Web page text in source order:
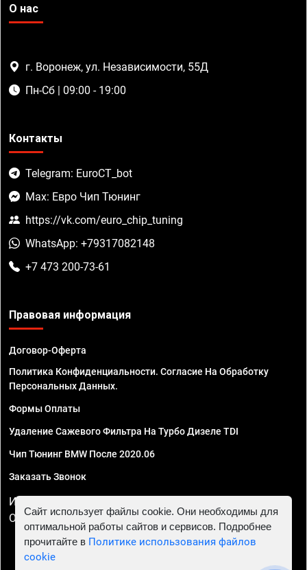
О нас
г. Воронеж, ул. Независимости, 55Д
Пн-Сб | 09:00 - 19:00
Контакты
Telegram: EuroCT_bot
Max: Евро Чип Тюнинг
https://vk.com/euro_chip_tuning
WhatsApp: +79317082148
+7 473 200-73-61
Правовая информация
Договор-Оферта
Политика Конфиденциальности. Согласие На Обработку
Персональных Данных.
Формы Оплаты
Удаление Сажевого Фильтра На Турбо Дизеле TDI
Чип Тюнинг BMW После 2020.06
Заказать Звонок
ИП Смирнов Георгий Павлович. ИНН 781302555843,
ОГРНИП 324470400032610
Сайт использует файлы cookie. Они необходимы для
оптимальной работы сайтов и сервисов. Подробнее
прочитайте в Политике использования файлов
cookie